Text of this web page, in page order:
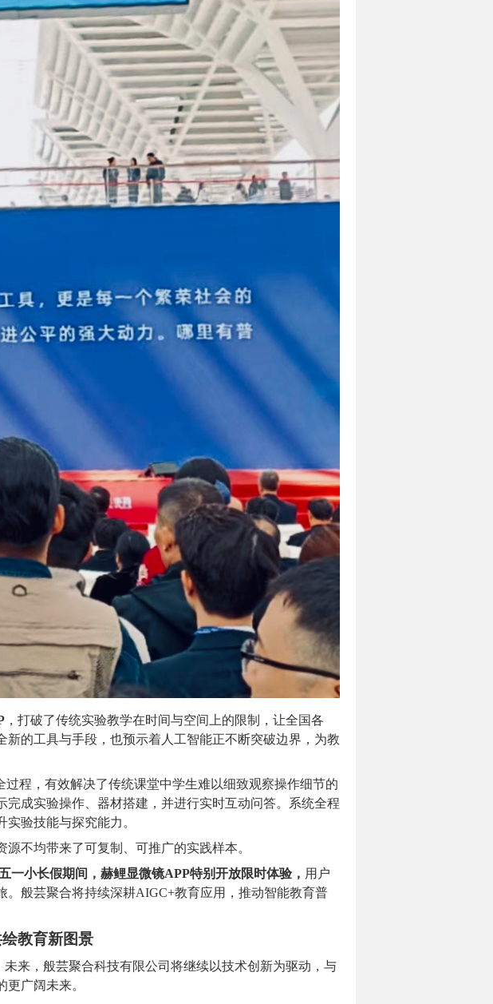
，打破了传统实验教学在时间与空间上的限制，让全国各
的工具与手段，也预示着人工智能正不断突破边界，为教
程，有效解决了传统课堂中学生难以细致观察操作细节的
成实验操作、器材搭建，并进行实时互动问答。系统全程
验技能与探究能力。
不均带来了可复制、可推广的实践样本。
小长假期间，赫鲤显微镜APP特别开放限时体验， 用户
般芸聚合将持续深耕AIGC+教育应用，推动智能教育普
教育新图景
来，般芸聚合科技有限公司将继续以技术创新为驱动，与
广阔未来。